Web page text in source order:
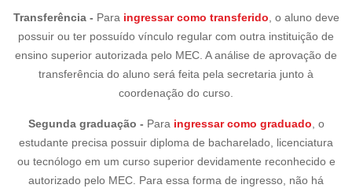
Transferência - Para ingressar como transferido , o aluno deve
possuir ou ter possuído vínculo regular com outra instituição de
ensino superior autorizada pelo MEC. A análise de aprovação de
transferência do aluno será feita pela secretaria junto à
coordenação do curso.
Segunda graduação - Para ingressar como graduado , o
estudante precisa possuir diploma de bacharelado, licenciatura
ou tecnólogo em um curso superior devidamente reconhecido e
autorizado pelo MEC. Para essa forma de ingresso, não há